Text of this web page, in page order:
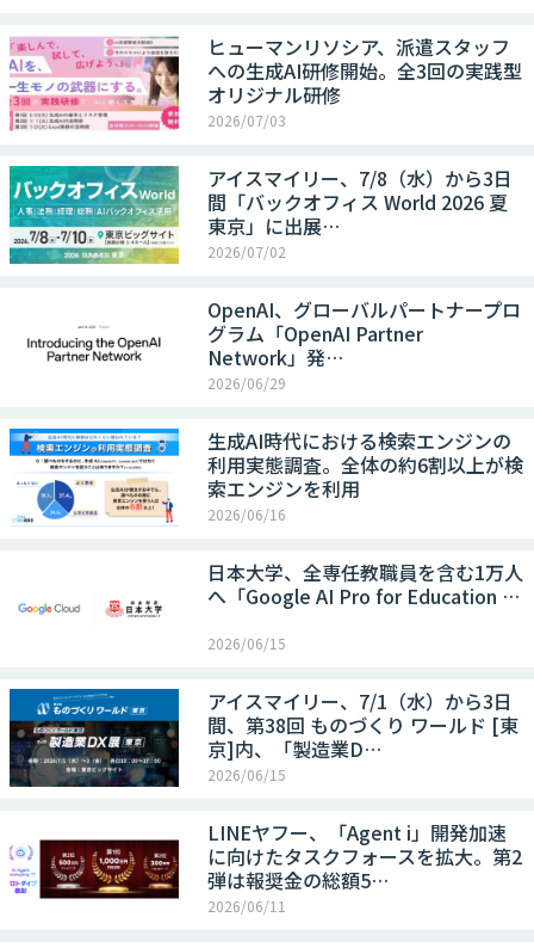
ヒューマンリソシア、派遣スタッフ
への生成AI研修開始。全3回の実践型
オリジナル研修
2026/07/03
アイスマイリー、7/8（水）から3日
間「バックオフィス World 2026 夏
東京」に出展…
2026/07/02
OpenAI、グローバルパートナープロ
グラム「OpenAI Partner
Network」発…
2026/06/29
生成AI時代における検索エンジンの
利用実態調査。全体の約6割以上が検
索エンジンを利用
2026/06/16
日本大学、全専任教職員を含む1万人
へ「Google AI Pro for Education …
2026/06/15
アイスマイリー、7/1（水）から3日
間、第38回 ものづくり ワールド [東
京]内、「製造業D…
2026/06/15
LINEヤフー、「Agent i」開発加速
に向けたタスクフォースを拡大。第2
弾は報奨金の総額5…
2026/06/11